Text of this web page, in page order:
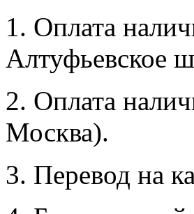
1. Оплата
Алтуфьевское
2. Оплата
Москва).
3. Перевод на